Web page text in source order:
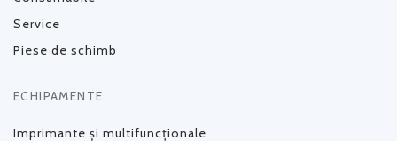
Service
Piese de schimb
ECHIPAMENTE
Imprimante și multifuncționale